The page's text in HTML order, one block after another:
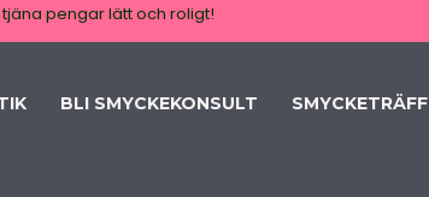
pengar lätt och roligt!
BLI SMYCKEKONSULT SMYCKETRÄFF